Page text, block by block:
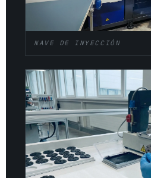
NAVE DE INYECCIÓN